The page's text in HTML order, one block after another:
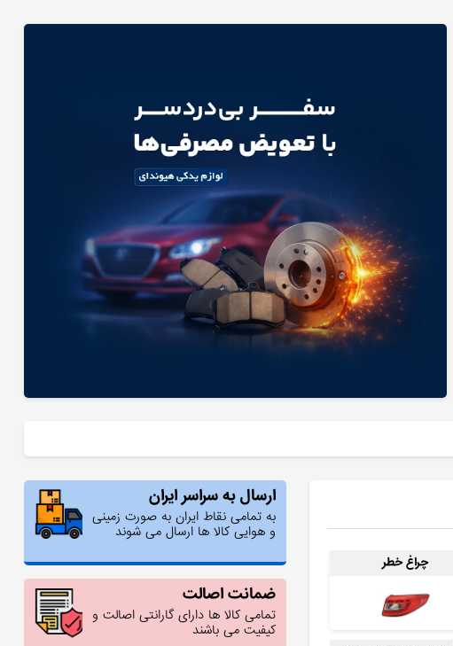
ارسال به سراسر ایران
به تمامی نقاط ایران به صورت زمینی
و هوایی کالا ها ارسال می شوند
ضمانت اصالت
تمامی کالا ها دارای گارانتی اصالت و
کیفیت می باشند
چراغ خطر